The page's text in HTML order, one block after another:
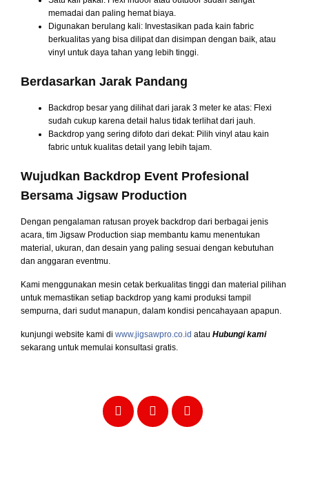
memadai dan paling hemat biaya.
Digunakan berulang kali: Investasikan pada kain fabric
berkualitas yang bisa dilipat dan disimpan dengan baik, atau
vinyl untuk daya tahan yang lebih tinggi.
Berdasarkan Jarak Pandang
Backdrop besar yang dilihat dari jarak 3 meter ke atas: Flexi
sudah cukup karena detail halus tidak terlihat dari jauh.
Backdrop yang sering difoto dari dekat: Pilih vinyl atau kain
fabric untuk kualitas detail yang lebih tajam.
Wujudkan Backdrop Event Profesional
Bersama Jigsaw Production
Dengan pengalaman ratusan proyek backdrop dari berbagai jenis
acara, tim Jigsaw Production siap membantu kamu menentukan
material, ukuran, dan desain yang paling sesuai dengan kebutuhan
dan anggaran eventmu.
Kami menggunakan mesin cetak berkualitas tinggi dan material pilihan
untuk memastikan setiap backdrop yang kami produksi tampil
sempurna, dari sudut manapun, dalam kondisi pencahayaan apapun.
kunjungi website kami di www.jigsawpro.co.id atau Hubungi kami
sekarang untuk memulai konsultasi gratis.